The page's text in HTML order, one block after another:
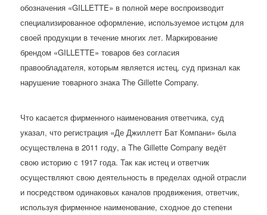
обозначения «GILLETTE» в полной мере воспроизводит
специализированное оформление, используемое истцом для
своей продукции в течение многих лет. Маркирование
брендом «GILLETTE» товаров без согласия
правообладателя, которым является истец, суд признал как
нарушение товарного знака The Gillette Company.
Что касается фирменного наименования ответчика, суд
указал, что регистрация «Де Джиллетт Бат Компани» была
осуществлена в 2011 году, а The Gillette Company ведёт
свою историю с 1917 года. Так как истец и ответчик
осуществляют свою деятельность в пределах одной отрасли
и посредством одинаковых каналов продвижения, ответчик,
используя фирменное наименование, сходное до степени